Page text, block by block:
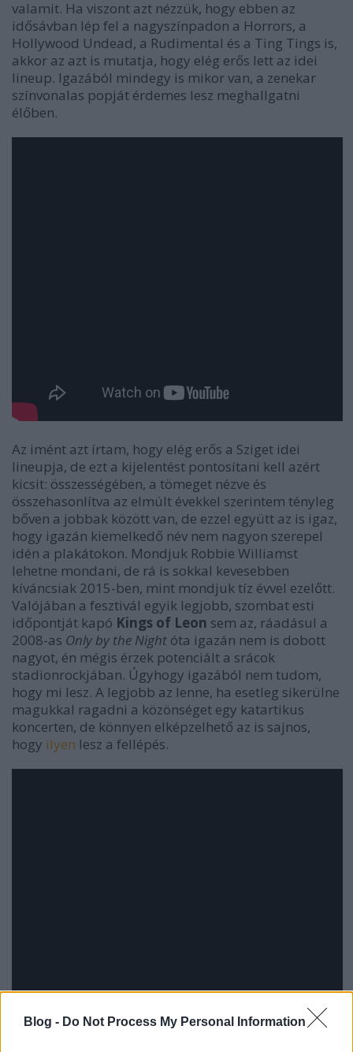
Blog - Do Not Process My Personal Information
valamit. Ha viszont azt nézzük, hogy ebben az
idősávban lép fel a nagyszínpadon a Horrors, a
Hollywood Undead, a Rudimental és a Ting Tings is,
akkor az azt is mutatja, hogy elég erős lett az idei
lineup. Igazából mindegy is mikor van, a zenekar
színvonalas popját érdemes lesz meghallgatni
élőben.
Az imént azt írtam, hogy elég erős a Sziget idei
lineupja, de ezt a kijelentést pontosítani kell azért
kicsit: összességében, a tömeget nézve és
összehasonlítva az elmúlt évekkel szerintem tényleg
bőven a jobbak között van, de ezzel együtt az is igaz,
hogy igazán kiemelkedő név nem nagyon szerepel
idén a plakátokon. Mondjuk Robbie Williamst
lehetne mondani, de rá is sokkal kevesebben
kíváncsiak 2015-ben, mint mondjuk tíz évvel ezelőtt.
Valójában a fesztivál egyik legjobb, szombat esti
időpontját kapó Kings of Leon sem az, ráadásul a
2008-as Only by the Night óta igazán nem is dobott
nagyot, én mégis érzek potenciált a srácok
stadionrockjában. Úgyhogy igazából nem tudom,
hogy mi lesz. A legjobb az lenne, ha esetleg sikerülne
magukkal ragadni a közönséget egy katartikus
koncerten, de könnyen elképzelhető az is sajnos,
hogy ilyen lesz a fellépés.